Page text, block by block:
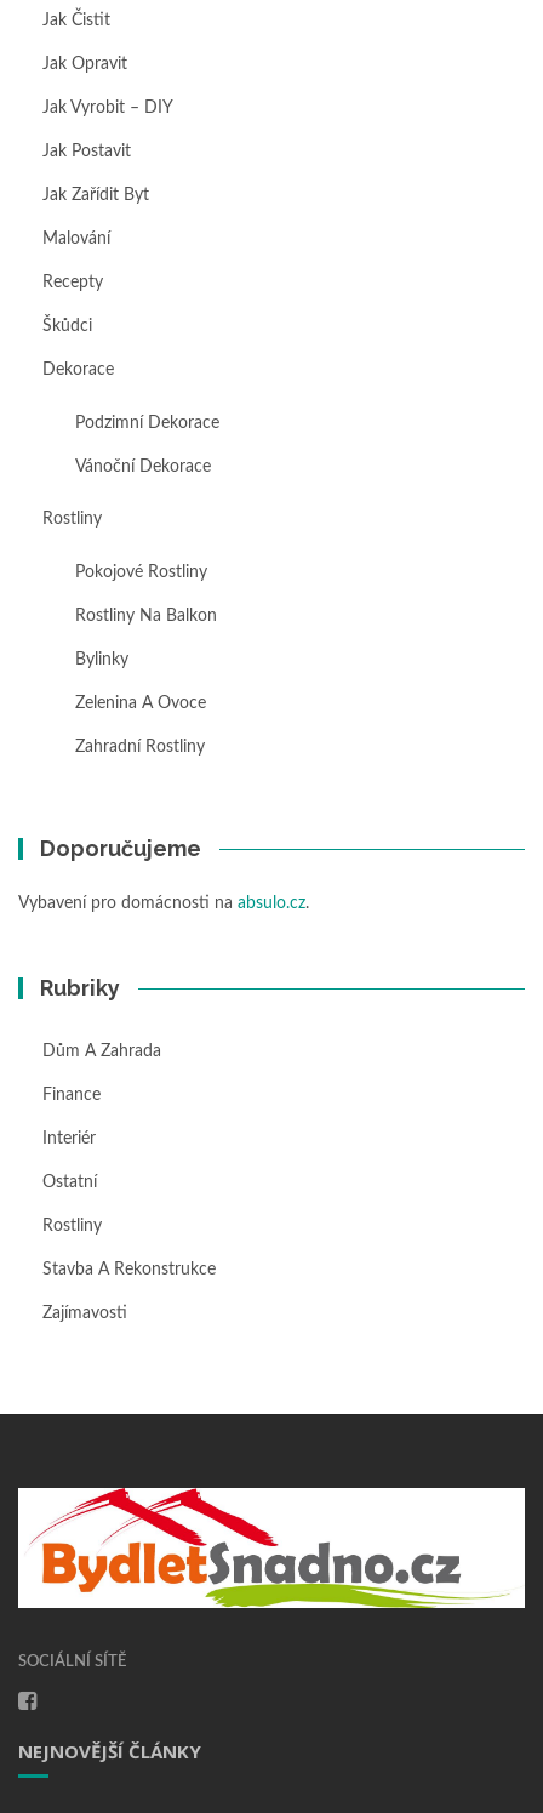
Jak Čistit
Jak Opravit
Jak Vyrobit – DIY
Jak Postavit
Jak Zařídit Byt
Malování
Recepty
Škůdci
Dekorace
Podzimní Dekorace
Vánoční Dekorace
Rostliny
Pokojové Rostliny
Rostliny Na Balkon
Bylinky
Zelenina A Ovoce
Zahradní Rostliny
Doporučujeme
Vybavení pro domácnosti na absulo.cz.
Rubriky
Dům A Zahrada
Finance
Interiér
Ostatní
Rostliny
Stavba A Rekonstrukce
Zajímavosti
SOCIÁLNÍ SÍTĚ
NEJNOVĚJŠÍ ČLÁNKY